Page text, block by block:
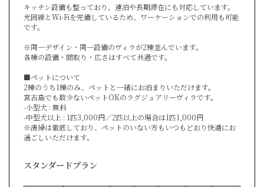
キッチン設備も整っており、連泊や長期滞在にも対応しています。
光回線とWi-Fiを完備しているため、ワーケーションでの利用も可能
です。
※同一デザイン・同一設備のヴィラが2棟並んでいます。
各棟の設備・間取り・広さはすべて共通です。
■ペットについて
2棟のうち1棟のみ、ペットと一緒にお泊まりいただけます。
宮古島でも数少ないペットOKのラグジュアリーヴィラです。
-小型犬 : 無料
-中型犬以上 : 1匹3,000円／2匹以上の場合は1匹1,000円
※清掃は徹底しており、ペットのいない方もいつもどおり快適にお
過ごしいただけます。
スタンダードプラン